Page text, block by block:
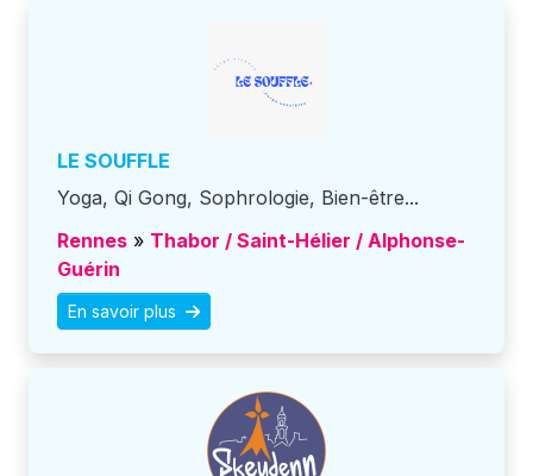
LE SOUFFLE
Yoga, Qi Gong, Sophrologie, Bien-être...
Rennes » Thabor / Saint-Hélier / Alphonse-
Guérin
En savoir plus